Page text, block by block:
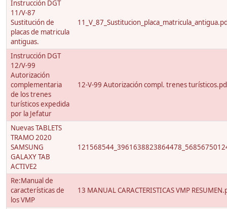
Instrucción DGT
11/V-87
Sustitución de
placas de matricula
antiguas.
Instrucción DGT
12/V-99
Autorización
complementaria
de los trenes
turísticos expedida
por la Jefatur
12-V-99 Autorización compl. trenes
Nuevas TABLETS
TRAMO 2020
SAMSUNG
GALAXY TAB
ACTIVE2
Re:Manual de
características de
los VMP
13 MANUAL CARACTERISTICAS VMP